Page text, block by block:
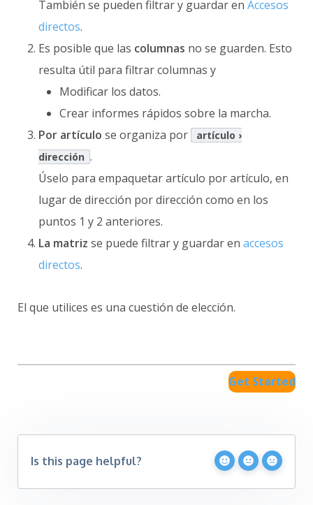
También se pueden filtrar y guardar en Accesos
directos.
Es posible que las columnas no se guarden. Esto
resulta útil para filtrar columnas y
Modificar los datos.
Crear informes rápidos sobre la marcha.
Por artículo se organiza por
artículo ›
dirección .
Úselo para empaquetar artículo por artículo, en
lugar de dirección por dirección como en los
puntos 1 y 2 anteriores.
La matriz se puede filtrar y guardar en accesos
directos.
El que utilices es una cuestión de elección.
Get Started
Is this page helpful?